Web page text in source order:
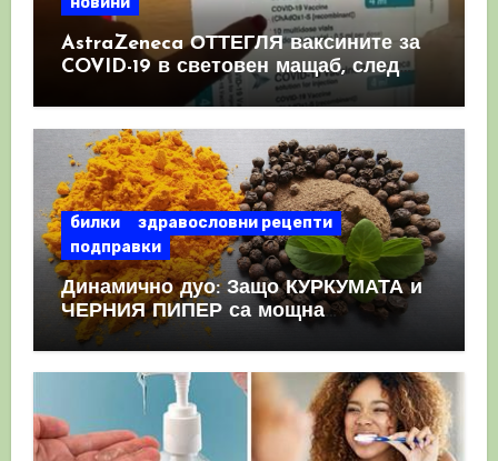
AstraZeneca ОТТЕГЛЯ ваксините за
COVID-19 в световен мащаб, след
като призна, че те причиняват
билки
здравословни рецепти
подправки
Динамично дуо: Защо КУРКУМАТА и
ЧЕРНИЯ ПИПЕР са мощна
комбинация